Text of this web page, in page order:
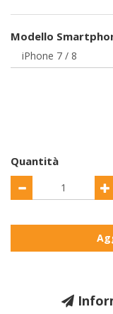
Modello
Quantità